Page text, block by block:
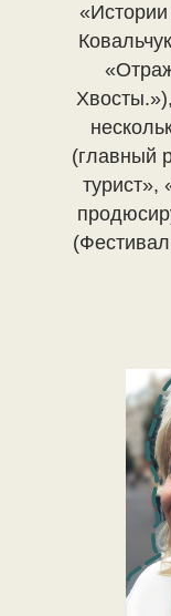
(главный
турист»,